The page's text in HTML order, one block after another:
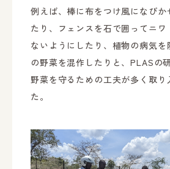
例えば、棒に布をつけ風になびか
たり、フェンスを石で囲ってニワ
ないようにしたり、植物の病気
の野菜を混作したりと、PLASの
野菜を守るための工夫が多く取り
た。